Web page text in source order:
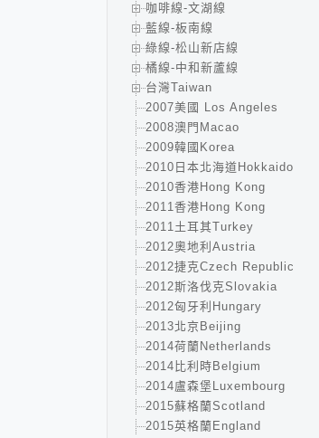
咖啡線-文湖線
藍線-板南線
綠線-松山新店線
橘線-中和新蘆線
台灣Taiwan
2007美國 Los Angeles
2008澳門Macao
2009韓國Korea
2010日本北海道Hokkaido
2010香港Hong Kong
2011香港Hong Kong
2011土耳其Turkey
2012奧地利Austria
2012捷克Czech Republic
2012斯洛伐克Slovakia
2012匈牙利Hungary
2013北京Beijing
2014荷蘭Netherlands
2014比利時Belgium
2014盧森堡Luxembourg
2015蘇格蘭Scotland
2015英格蘭England